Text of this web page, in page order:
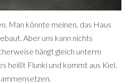
Man könnte meinen, das Haus
Aber uns kann nichts
hängt gleich unterm
heißt Flunki und kommt aus Kiel.